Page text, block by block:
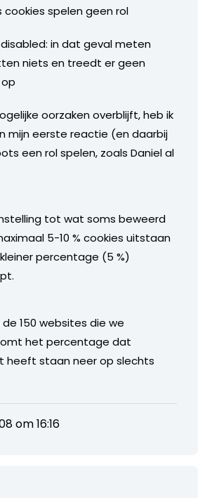
cookies spelen geen rol
in dat geval meten
niets en treedt er geen
oorzaken overblijft, heb ik
mijn eerste reactie (en daarbij
een rol spelen, zoals Daniel al
tot wat soms beweerd
5-10 % cookies uitstaan
percentage (5 %)
150 websites die we
het percentage dat
heeft staan neer op slechts
om 16:16